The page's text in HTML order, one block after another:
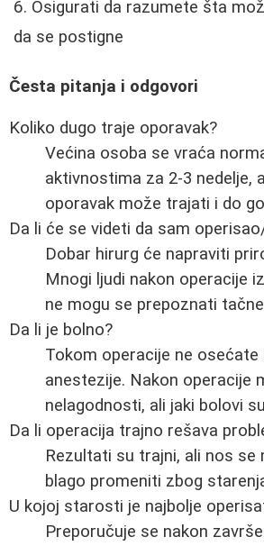
Osigurati da razumete šta
da se postigne
Česta pitanja i odgovori
Koliko dugo traje oporavak?
Većina osoba se vraća
aktivnostima za 2-3 nedelje,
oporavak može trajati i do
Da li će se videti da sam
Dobar hirurg će napraviti
Mnogi ljudi nakon operacije
ne mogu se prepoznati
Da li je bolno?
Tokom operacije ne osećate
anestezije. Nakon operacije
nelagodnosti, ali jaki bolovi
Da li operacija trajno rešava
Rezultati su trajni, ali nos se
blago promeniti zbog
U kojoj starosti je najbolje
Preporučuje se nakon